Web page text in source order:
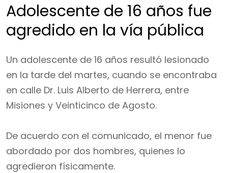
Adolescente de 16 años fue
agredido en la vía pública
Un adolescente de 16 años resultó lesionado
en la tarde del martes, cuando se encontraba
en calle Dr. Luis Alberto de Herrera, entre
Misiones y Veinticinco de Agosto.
De acuerdo con el comunicado, el menor fue
abordado por dos hombres, quienes lo
agredieron físicamente.